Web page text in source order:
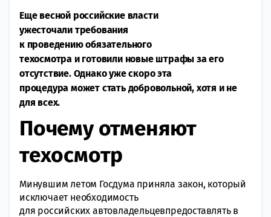
Еще весной российские власти
ужесточали требования
к проведению обязательного
техосмотра и готовили новые штрафы за его
отсутствие. Однако уже скоро эта
процедура может стать добровольной, хотя и не
для всех.
Почему отменяют
техосмотр
Минувшим летом Госдума приняла закон, который
исключает необходимость
для российских автовладельцевпредоставлять в